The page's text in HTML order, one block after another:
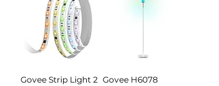
Govee Strip Light 2 Govee H6078